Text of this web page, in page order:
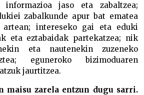
informazioa jaso eta zabaltzea;
zabalkunde apur bat ematea
intereseko gai eta eduki
eta eztabaidak partekatzea; nik
eta nautenekin zuzeneko
eguneroko bizimoduaren
jaurtitzea.
maisu zarela entzun dugu sarri.